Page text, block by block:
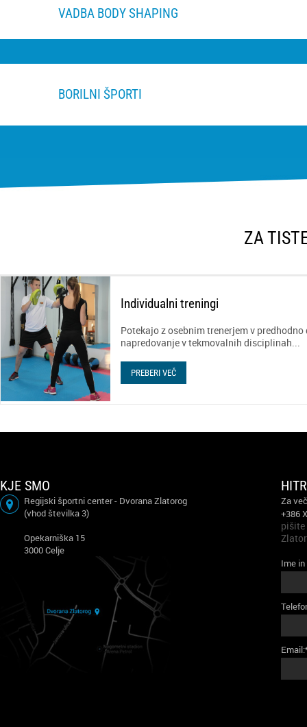
VADBA BODY SHAPING
BORILNI ŠPORTI
ZA
Individualni treningi
Potekajo z osebnim trenerjem v
napredovanje v tekmovalnih disciplinah...
PREBERI VEČ
KJE SMO
Regijski športni center - Dvorana Zlatorog
(vhod številka 3)
Opekarniška 15
3000 Celje
Za
+386
Ime